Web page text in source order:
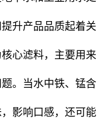
升产品品质起着关
心滤料，主要用来
。当水中铁、锰含
影响口感，还可能